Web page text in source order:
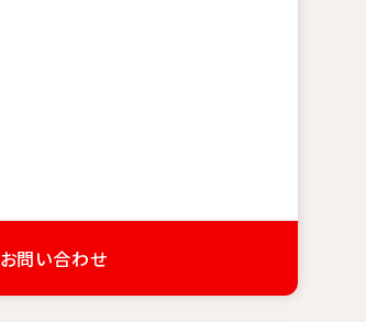
お問い合わせ